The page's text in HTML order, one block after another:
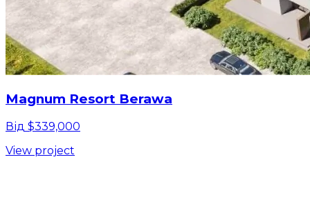
Magnum Resort Berawa
Від $339,000
View project